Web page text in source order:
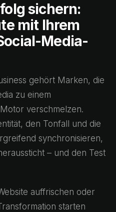
sichern:
mit Ihrem
Media-
gehört Marken, die
zu einem
verschmelzen.
den Tonfall und die
synchronisieren,
– und den Test
auffrischen oder
starten